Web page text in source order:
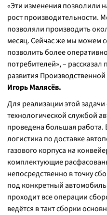
«Эти изменения позволили
рост производительности.
позволяли производить
месяц. Сейчас же мы можем
позволить более
потребителей», – рассказал
развития
Игорь Малясёв.
Для реализации этой
технологической службой
проведена большая работа.
логистика по доставке
газового корпуса на
комплектующие
непосредственно в точку
под конкретный
проходит все операции
ведётся в такт сборки